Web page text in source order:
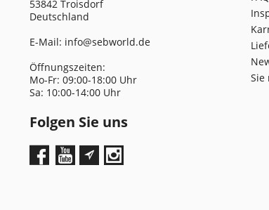
53842 Troisdorf
Deutschland
E-Mail: info@sebworld.de
Öffnungszeiten:
Mo-Fr: 09:00-18:00 Uhr
Sa: 10:00-14:00 Uhr
Folgen Sie uns
Sie